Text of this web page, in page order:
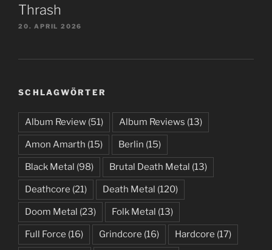
Thrash
20. APRIL 2026
SCHLAGWÖRTER
Album Review (51) Album Reviews (13)
Amon Amarth (15) Berlin (15)
Black Metal (98) Brutal Death Metal (13)
Deathcore (21) Death Metal (120)
Doom Metal (23) Folk Metal (13)
Full Force (16) Grindcore (16) Hardcore (17)